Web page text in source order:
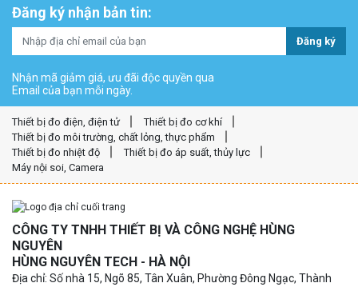
Đăng ký nhận bản tin:
Đăng ký
Nhận mã giảm giá, ưu đãi độc quyền qua
Email của bạn mỗi ngày.
Thiết bị đo điện, điện tử
Thiết bị đo cơ khí
Thiết bị đo môi trường, chất lỏng, thực phẩm
Thiết bị đo nhiệt độ
Thiết bị đo áp suất, thủy lực
Máy nội soi, Camera
CÔNG TY TNHH THIẾT BỊ VÀ CÔNG NGHỆ HÙNG
NGUYÊN
HÙNG NGUYÊN TECH - HÀ NỘI
Địa chỉ: Số nhà 15, Ngõ 85, Tân Xuân, Phường Đông Ngạc, Thành